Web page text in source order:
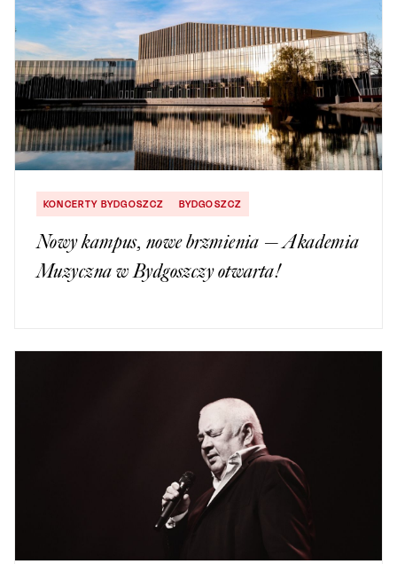
KONCERTY BYDGOSZCZ BYDGOSZCZ
Nowy kampus, nowe brzmienia — Akademia
Muzyczna w Bydgoszczy otwarta!